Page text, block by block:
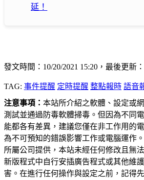
延！
發文時間：10/20/2021 15:20，最後更新
TAG: 事件提醒 定時提醒 整點報時 語音
注意事項： 本站所介紹之軟體、設定或
測試並通過防毒軟體掃毒。但因為不同
能都各有差異，建議您僅在非工作用的
為不可預知的錯誤影響工作或電腦運作
所屬公司提供，本站未經任何修改且無
新版程式中自行安插廣告程式或其他維
害。在進行任何操作與設定之前，記得